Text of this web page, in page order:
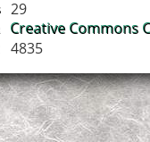
29
Creative Commons
4835